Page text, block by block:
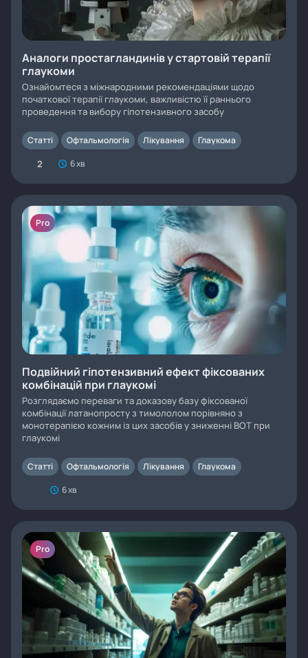
Аналоги простагландинів у стартовій терапії
глаукоми
Ознайомтеся з міжнародними рекомендаціями щодо
початкової терапії глаукоми, важливістю її раннього
проведення та вибору гіпотензивного засобу
Статті Офтальмологія Лікування Глаукома
2 6 хв
Pro
Подвійний гіпотензивний ефект фіксованих
комбінацій при глаукомі
Розглядаємо переваги та доказову базу фіксованої
комбінації латанопросту з тимололом порівняно з
монотерапією кожним із цих засобів у зниженні ВОТ при
глаукомі
Статті Офтальмологія Лікування
Глаукома
6 хв
Pro